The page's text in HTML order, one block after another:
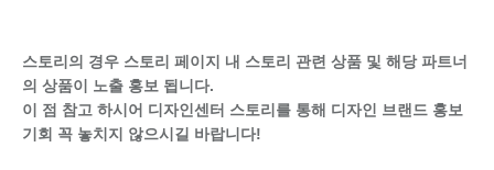
스토리의 경우 스토리 페이지 내 스토리 관련 상품 및 해당 파트너
의 상품이 노출 홍보 됩니다.
이 점 참고 하시어 디자인센터 스토리를 통해 디자인 브랜드 홍보
기회 꼭 놓치지 않으시길 바랍니다!